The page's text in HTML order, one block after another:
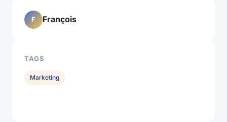
F François
TAGS
Marketing